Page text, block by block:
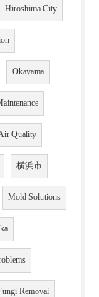
Hiroshima City
Okayama
Quality
横浜市
Mold Solutions
Removal